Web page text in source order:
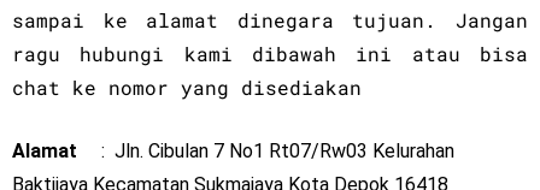
sampai ke alamat dinegara tujuan. Jangan
ragu hubungi kami dibawah ini atau bisa
chat ke nomor yang disediakan
Alamat : Jln. Cibulan 7 No1 Rt07/Rw03 Kelurahan
Baktijaya Kecamatan Sukmajaya Kota Depok 16418